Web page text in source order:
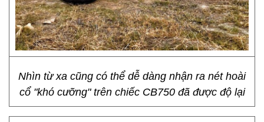
Nhìn từ xa cũng có thể dễ dàng nhận ra nét hoài
cổ "khó cưỡng" trên chiếc CB750 đã được độ lại